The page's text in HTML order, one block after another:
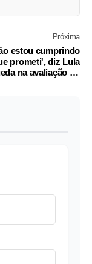
Próxima
estou cumprindo
prometi', diz Lula
na avaliação do